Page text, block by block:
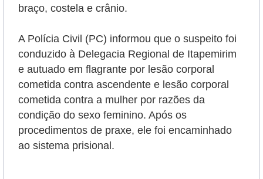
braço, costela e crânio.
A Polícia Civil (PC) informou que o suspeito foi
conduzido à Delegacia Regional de Itapemirim
e autuado em flagrante por lesão corporal
cometida contra ascendente e lesão corporal
cometida contra a mulher por razões da
condição do sexo feminino. Após os
procedimentos de praxe, ele foi encaminhado
ao sistema prisional.